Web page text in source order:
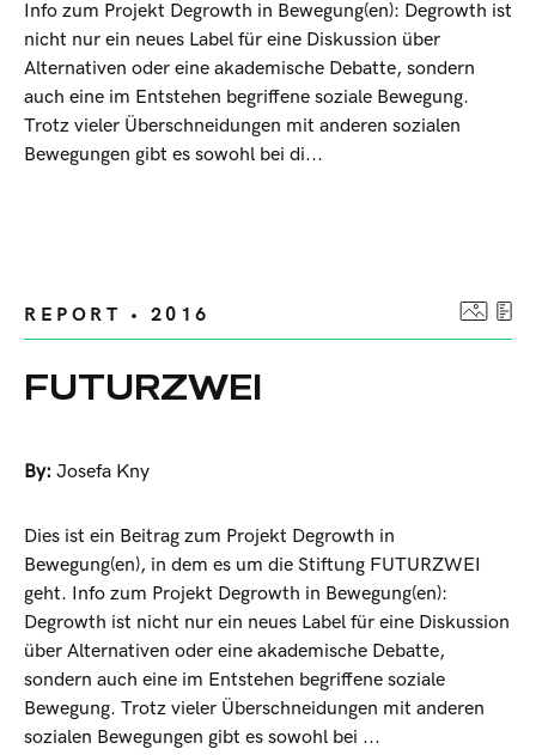
Info zum Projekt Degrowth in Bewegung(en): Degrowth ist
nicht nur ein neues Label für eine Diskussion über
Alternativen oder eine akademische Debatte, sondern
auch eine im Entstehen begriffene soziale Bewegung.
Trotz vieler Überschneidungen mit anderen sozialen
Bewegungen gibt es sowohl bei di...
REPORT • 2016
FUTURZWEI
By: Josefa Kny
Dies ist ein Beitrag zum Projekt Degrowth in
Bewegung(en), in dem es um die Stiftung FUTURZWEI
geht. Info zum Projekt Degrowth in Bewegung(en):
Degrowth ist nicht nur ein neues Label für eine Diskussion
über Alternativen oder eine akademische Debatte,
sondern auch eine im Entstehen begriffene soziale
Bewegung. Trotz vieler Überschneidungen mit anderen
sozialen Bewegungen gibt es sowohl bei ...